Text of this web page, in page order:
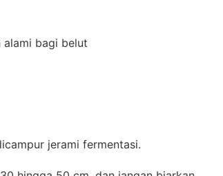
alami bagi belut
jerami fermentasi.